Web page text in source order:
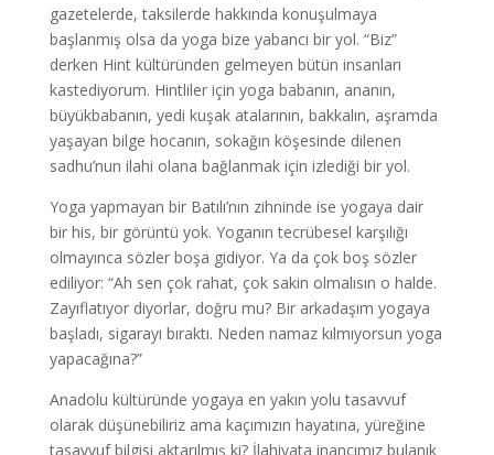
gazetelerde, taksilerde hakkında konuşulmaya
başlanmış olsa da yoga bize yabancı bir yol. “Biz”
derken Hint kültüründen gelmeyen bütün insanları
kastediyorum. Hintliler için yoga babanın, ananın,
büyükbabanın, yedi kuşak atalarının, bakkalın, aşramda
yaşayan bilge hocanın, sokağın köşesinde dilenen
sadhu’nun ilahi olana bağlanmak için izlediği bir yol.
Yoga yapmayan bir Batılı’nın zihninde ise yogaya dair
bir his, bir görüntü yok. Yoganın tecrübesel karşılığı
olmayınca sözler boşa gidiyor. Ya da çok boş sözler
ediliyor: “Ah sen çok rahat, çok sakin olmalısın o halde.
Zayıflatıyor diyorlar, doğru mu? Bir arkadaşım yogaya
başladı, sigarayı bıraktı. Neden namaz kılmıyorsun yoga
yapacağına?”
Anadolu kültüründe yogaya en yakın yolu tasavvuf
olarak düşünebiliriz ama kaçımızın hayatına, yüreğine
tasavvuf bilgisi aktarılmış ki? İlahiyata inancımız bulanık